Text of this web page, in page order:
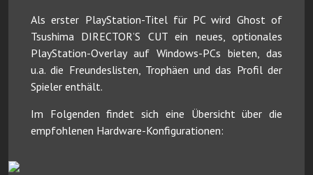
Als erster PlayStation-Titel für PC wird Ghost of
Tsushima DIRECTOR’S CUT ein neues, optionales
PlayStation-Overlay auf Windows-PCs bieten, das
u.a. die Freundeslisten, Trophäen und das Profil der
Spieler enthält.
Im Folgenden findet sich eine Übersicht über die
empfohlenen Hardware-Konfigurationen: